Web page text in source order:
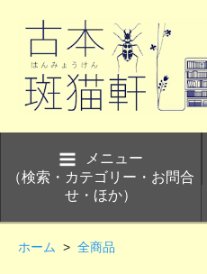
メニュー
（検索・カテゴリー・お問合
せ・ほか）
ホーム > 全商品